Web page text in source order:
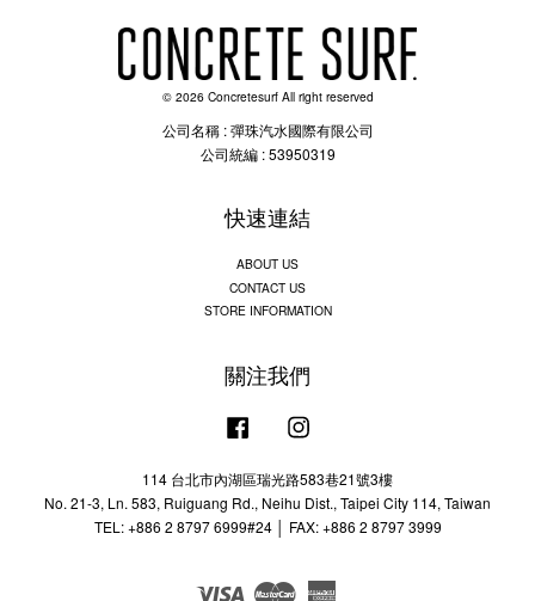
© 2026 Concretesurf All right reserved
公司名稱 : 彈珠汽水國際有限公司
公司統編 : 53950319
快速連結
ABOUT US
CONTACT US
STORE INFORMATION
關注我們
Facebook
114 台北市內湖區瑞光路583巷21號3樓
No. 21-3, Ln. 583, Ruiguang Rd., Neihu Dist., Taipei City 114, Taiwan
TEL: +886 2 8797 6999#24 │ FAX: +886 2 8797 3999
Visa Master